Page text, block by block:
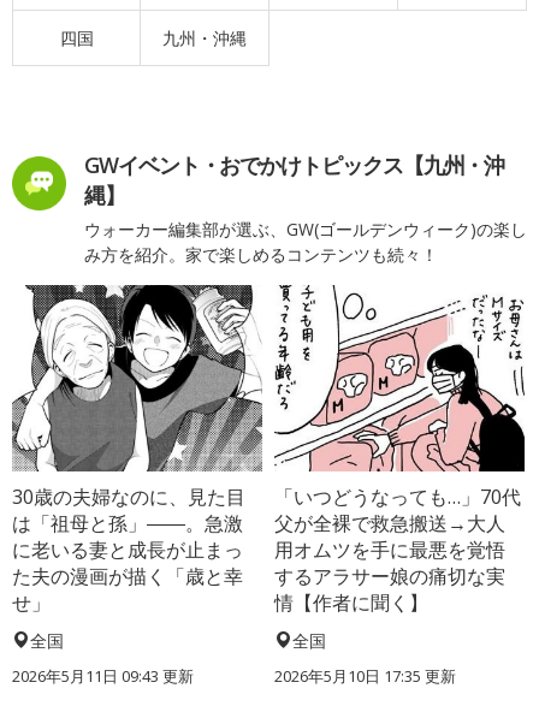
四国 九州・沖縄
GWイベント・おでかけトピックス【九州・沖
縄】
ウォーカー編集部が選ぶ、GW(ゴールデンウィーク)の楽し
み方を紹介。家で楽しめるコンテンツも続々！
30歳の夫婦なのに、見た目
は「祖母と孫」――。急激
に老いる妻と成長が止まっ
た夫の漫画が描く「歳と幸
せ」
全国
2026年5月11日 09:43 更新
「いつどうなっても…」70代
父が全裸で救急搬送→大人
用オムツを手に最悪を覚悟
するアラサー娘の痛切な実
情【作者に聞く】
全国
2026年5月10日 17:35 更新